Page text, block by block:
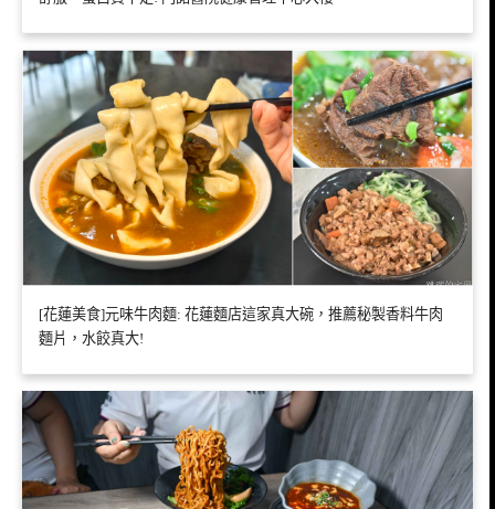
[花蓮美食]元味牛肉麵: 花蓮麵店這家真大碗，推薦秘製香料牛肉
麵片，水餃真大!